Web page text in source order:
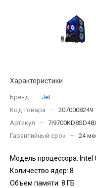
Характеристики
Бренд — Jet
Код товара
— 2070008249
Артикул
—
Гарантийный срок
— 24
Модель процессора: Intel
Количество ядер: 8
Объем памяти: 8 ГБ